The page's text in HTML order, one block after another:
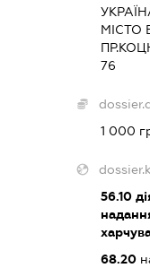
МІСТО
76
1 000
56.10
68.20